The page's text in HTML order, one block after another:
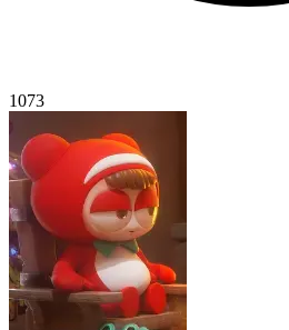
1073